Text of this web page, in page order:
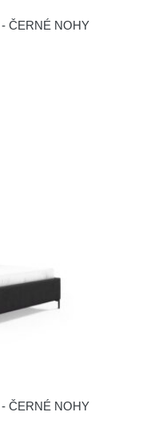
ČERNÉ NOHY
ČERNÉ NOHY